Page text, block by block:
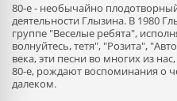
80-е - необычайно
деятельности Глызина. В 1980
группе "Веселые ребята",
волнуйтесь, тетя", "Розита",
века, эти песни во многих из
80-е, рождают воспоминания о
далеком.